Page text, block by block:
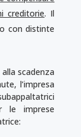
creditorie. Il
con distinte
scadenza
l’impresa
le imprese